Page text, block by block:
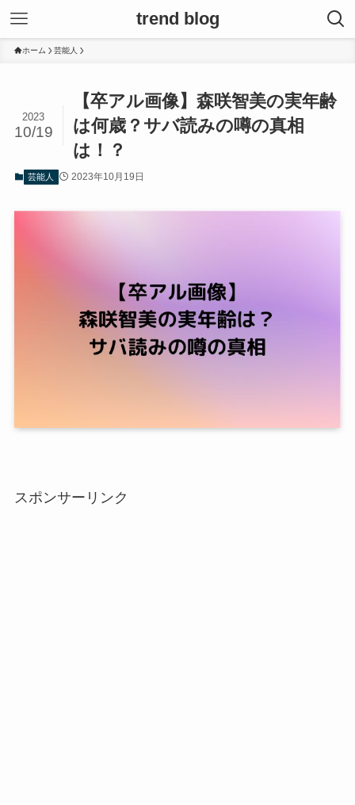
trend blog
ホーム 芸能人
【卒アル画像】森咲智美の実年齢
は何歳？サバ読みの噂の真相
は！？
2023
10/19
芸能人 2023年10月19日
スポンサーリンク